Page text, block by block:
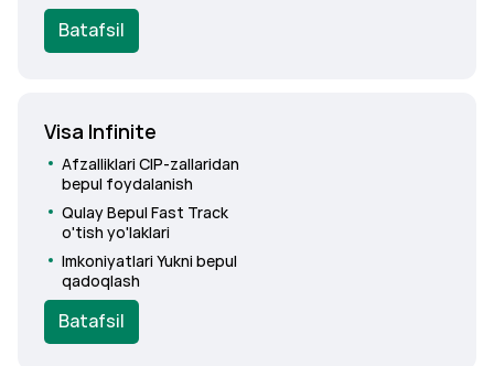
Batafsil
Visa Infinite
Afzalliklari CIP-zallaridan
bepul foydalanish
QulayBepul Fast Track
o'tish yo'laklari
Imkoniyatlari Yukni bepul
qadoqlash
Batafsil